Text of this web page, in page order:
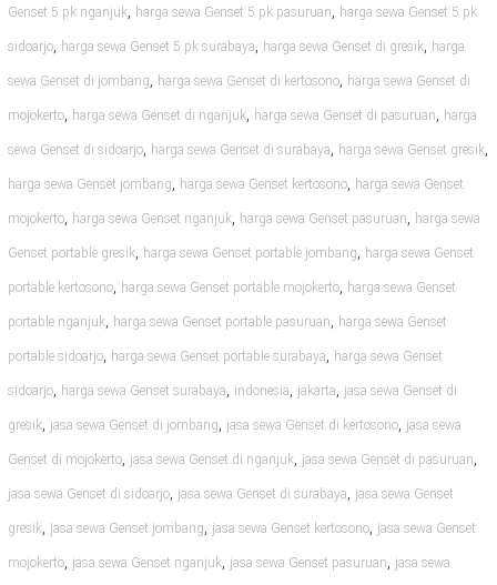
Genset 5 pk nganjuk, harga sewa Genset 5 pk pasuruan, harga sewa Genset 5 pk
sidoarjo, harga sewa Genset 5 pk surabaya, harga sewa Genset di gresik, harga
sewa Genset di jombang, harga sewa Genset di kertosono, harga sewa Genset di
mojokerto, harga sewa Genset di nganjuk, harga sewa Genset di pasuruan, harga
sewa Genset di sidoarjo, harga sewa Genset di surabaya, harga sewa Genset gresik,
harga sewa Genset jombang, harga sewa Genset kertosono, harga sewa Genset
mojokerto, harga sewa Genset nganjuk, harga sewa Genset pasuruan, harga sewa
Genset portable gresik, harga sewa Genset portable jombang, harga sewa Genset
portable kertosono, harga sewa Genset portable mojokerto, harga sewa Genset
portable nganjuk, harga sewa Genset portable pasuruan, harga sewa Genset
portable sidoarjo, harga sewa Genset portable surabaya, harga sewa Genset
sidoarjo, harga sewa Genset surabaya, indonesia, jakarta, jasa sewa Genset di
gresik, jasa sewa Genset di jombang, jasa sewa Genset di kertosono, jasa sewa
Genset di mojokerto, jasa sewa Genset di nganjuk, jasa sewa Genset di pasuruan,
jasa sewa Genset di sidoarjo, jasa sewa Genset di surabaya, jasa sewa Genset
gresik, jasa sewa Genset jombang, jasa sewa Genset kertosono, jasa sewa Genset
mojokerto, jasa sewa Genset nganjuk, jasa sewa Genset pasuruan, jasa sewa